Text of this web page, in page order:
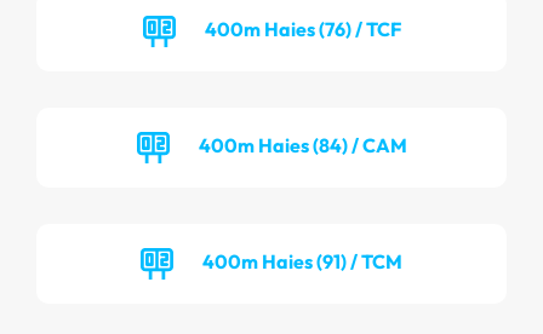
400m Haies (76) / TCF
400m Haies (84) / CAM
400m Haies (91) / TCM